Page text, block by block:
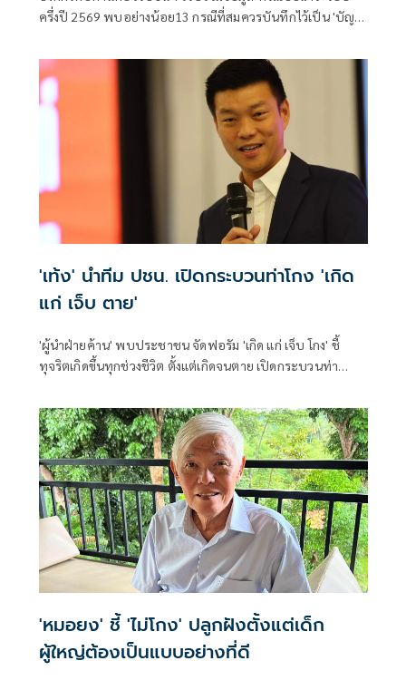
ครึ่งปี 2569 พบอย่างน้อย13 กรณีที่สมควรบันทึกไว้เป็น 'บัญชี
มิติ
'เท้ง' นำทีม ปชน. เปิดกระบวนท่าโกง 'เกิด
แก่ เจ็บ ตาย'
'ผู้นำฝ่ายค้าน' พบประชาชน จัดฟอรัม 'เกิด แก่ เจ็บ โกง' ชี้
ทุจริตเกิดขึ้นทุกช่วงชีวิต ตั้งแต่เกิดจนตาย เปิดกระบวนท่า
'หมอยง' ชี้ 'ไม่โกง' ปลูกฝังตั้งแต่เด็ก
ผู้ใหญ่ต้องเป็นแบบอย่างที่ดี